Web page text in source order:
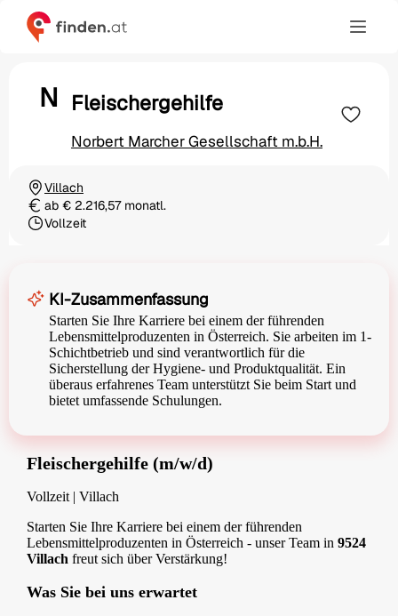
N Fleischergehilfe
Norbert Marcher Gesellschaft m.b.H.
Ortschaft
Villach
Gehaltab € 2.216,57 monatl.
Beschäftigungsart
Vollzeit
KI-Zusammenfassung
Starten Sie Ihre Karriere bei einem der führenden
Lebensmittelproduzenten in Österreich. Sie arbeiten im 1-
Schichtbetrieb und sind verantwortlich für die
Sicherstellung der Hygiene- und Produktqualität. Ein
überaus erfahrenes Team unterstützt Sie beim Start und
bietet umfassende Schulungen.
Fleischergehilfe (m/w/d)
Vollzeit | Villach
Starten Sie Ihre Karriere bei einem der führenden
Lebensmittelproduzenten in Österreich - unser Team in 9524
Villach freut sich über Verstärkung!
Was Sie bei uns erwartet